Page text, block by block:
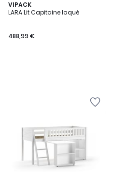
VIPACK
LARA Lit Capitaine laqué
488,99 €